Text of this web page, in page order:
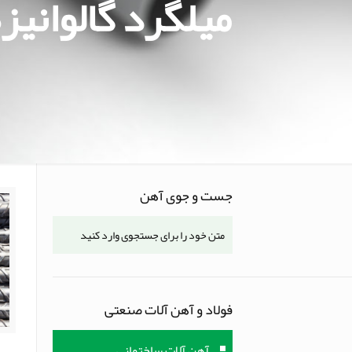
میلگرد
جست و جوی آهن
فولاد و آهن آلات صنعتی